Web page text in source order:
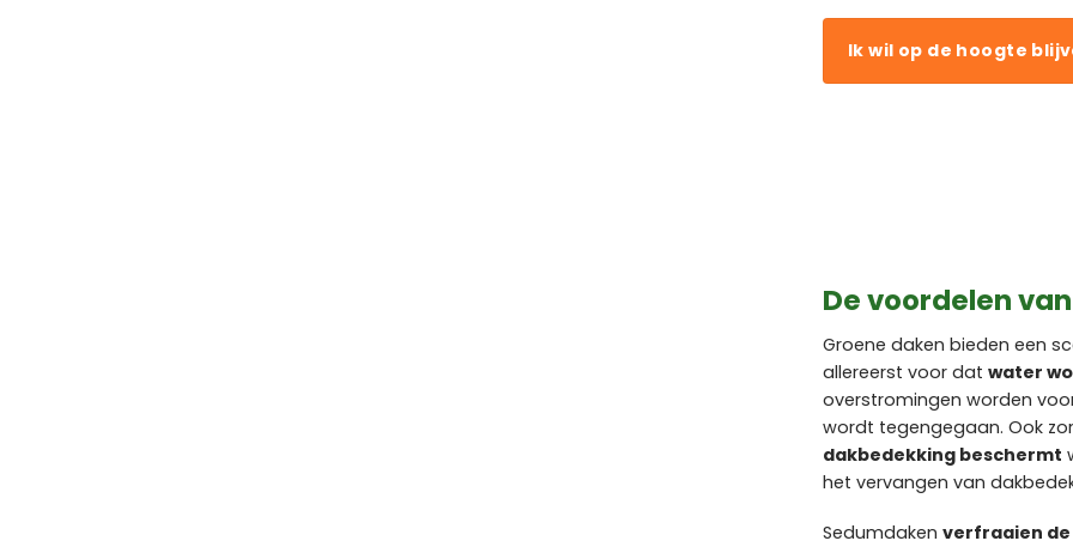
Ik wil op de hoogte
De voordelen
Groene daken bieden een
allereerst voor dat water
overstromingen worden
wordt tegengegaan. Ook
dakbedekking beschermt
het vervangen van
Sedumdaken verfraaien